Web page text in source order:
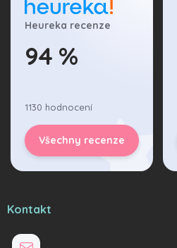
Heureka recenze
94 %
1130 hodnocení
Všechny recenze
Kontakt